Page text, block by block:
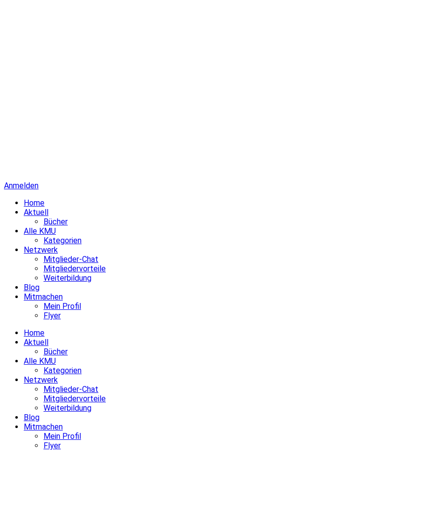
Anmelden
Home
Aktuell
Bücher
Alle KMU
Kategorien
Netzwerk
Mitglieder-Chat
Mitgliedervorteile
Weiterbildung
Blog
Mitmachen
Mein Profil
Flyer
Home
Aktuell
Bücher
Alle KMU
Kategorien
Netzwerk
Mitglieder-Chat
Mitgliedervorteile
Weiterbildung
Blog
Mitmachen
Mein Profil
Flyer